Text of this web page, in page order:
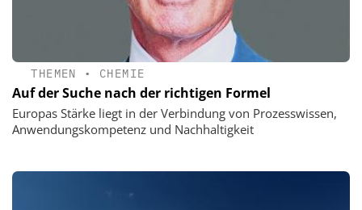
THEMEN • CHEMIE
Auf der Suche nach der richtigen Formel
Europas Stärke liegt in der Verbindung von Prozesswissen,
Anwendungskompetenz und Nachhaltigkeit